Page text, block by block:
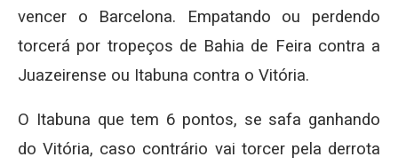
vencer o Barcelona. Empatando ou perdendo
torcerá por tropeços de Bahia de Feira contra a
Juazeirense ou Itabuna contra o Vitória.
O Itabuna que tem 6 pontos, se safa ganhando
do Vitória, caso contrário vai torcer pela derrota